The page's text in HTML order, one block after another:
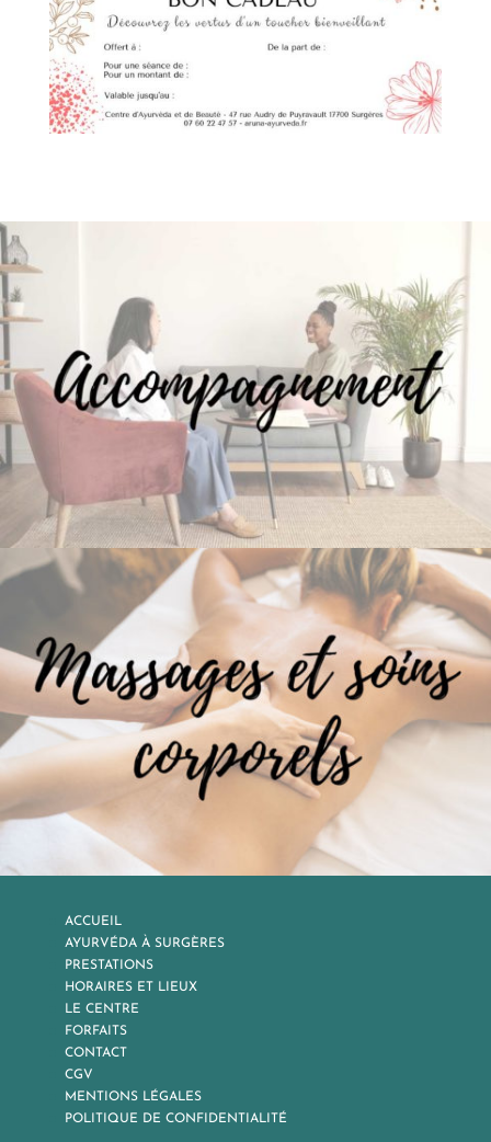
ACCUEIL
AYURVÉDA À SURGÈRES
PRESTATIONS
HORAIRES ET LIEUX
LE CENTRE
FORFAITS
CONTACT
CGV
MENTIONS LÉGALES
POLITIQUE DE CONFIDENTIALITÉ